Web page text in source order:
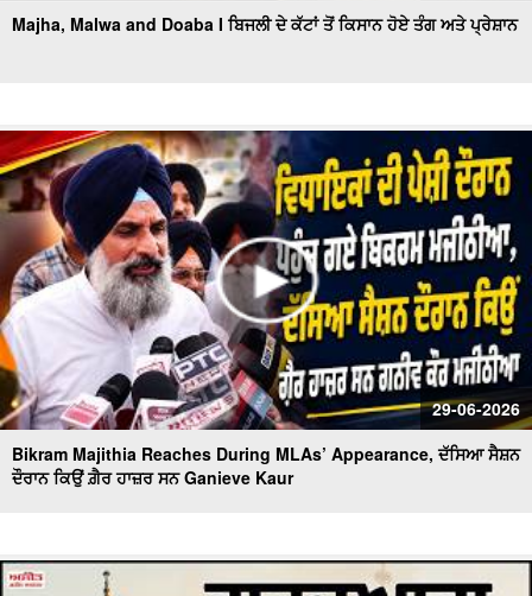
Majha, Malwa and Doaba I ਬਿਜਲੀ ਦੇ ਕੱਟਾਂ ਤੋਂ ਕਿਸਾਨ ਹੋਏ ਤੰਗ ਅਤੇ ਪ੍ਰੇਸ਼ਾਨ
29-06-2026
Bikram Majithia Reaches During MLAs’ Appearance, ਦੱਸਿਆ ਸੈਸ਼ਨ
ਦੌਰਾਨ ਕਿਉਂ ਗ਼ੈਰ ਹਾਜ਼ਰ ਸਨ Ganieve Kaur